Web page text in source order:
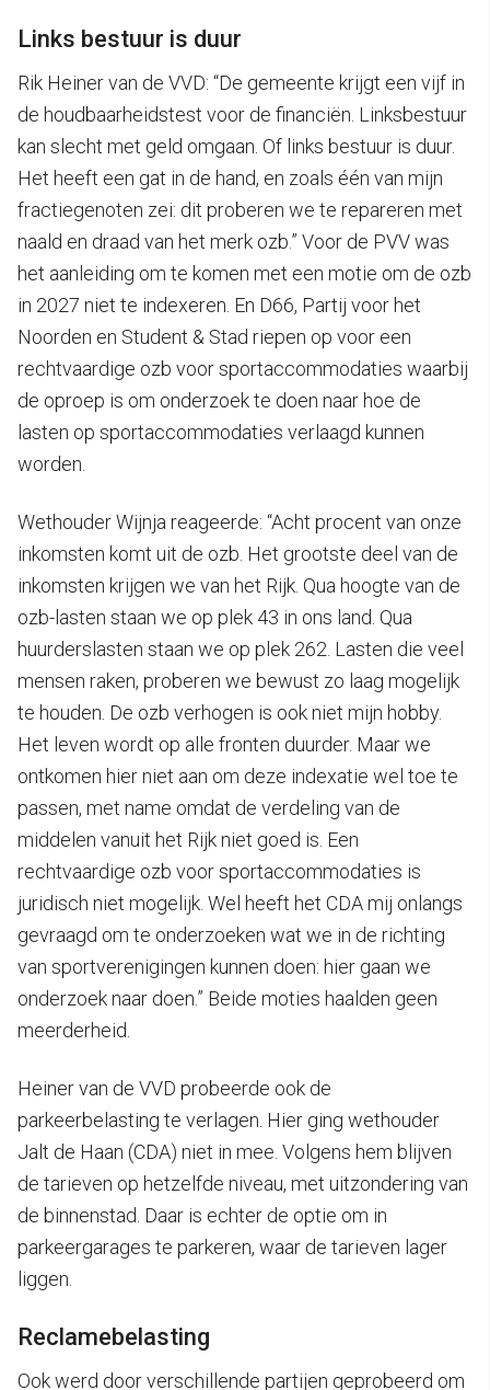
Links bestuur is duur
Rik Heiner van de VVD: “De gemeente krijgt een vijf in
de houdbaarheidstest voor de financiën. Linksbestuur
kan slecht met geld omgaan. Of links bestuur is duur.
Het heeft een gat in de hand, en zoals één van mijn
fractiegenoten zei: dit proberen we te repareren met
naald en draad van het merk ozb.” Voor de PVV was
het aanleiding om te komen met een motie om de ozb
in 2027 niet te indexeren. En D66, Partij voor het
Noorden en Student & Stad riepen op voor een
rechtvaardige ozb voor sportaccommodaties waarbij
de oproep is om onderzoek te doen naar hoe de
lasten op sportaccommodaties verlaagd kunnen
worden.
Wethouder Wijnja reageerde: “Acht procent van onze
inkomsten komt uit de ozb. Het grootste deel van de
inkomsten krijgen we van het Rijk. Qua hoogte van de
ozb-lasten staan we op plek 43 in ons land. Qua
huurderslasten staan we op plek 262. Lasten die veel
mensen raken, proberen we bewust zo laag mogelijk
te houden. De ozb verhogen is ook niet mijn hobby.
Het leven wordt op alle fronten duurder. Maar we
ontkomen hier niet aan om deze indexatie wel toe te
passen, met name omdat de verdeling van de
middelen vanuit het Rijk niet goed is. Een
rechtvaardige ozb voor sportaccommodaties is
juridisch niet mogelijk. Wel heeft het CDA mij onlangs
gevraagd om te onderzoeken wat we in de richting
van sportverenigingen kunnen doen: hier gaan we
onderzoek naar doen.” Beide moties haalden geen
meerderheid.
Heiner van de VVD probeerde ook de
parkeerbelasting te verlagen. Hier ging wethouder
Jalt de Haan (CDA) niet in mee. Volgens hem blijven
de tarieven op hetzelfde niveau, met uitzondering van
de binnenstad. Daar is echter de optie om in
parkeergarages te parkeren, waar de tarieven lager
liggen.
Reclamebelasting
Ook werd door verschillende partijen geprobeerd om